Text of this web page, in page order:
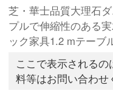
芝・華士品質大理石
プルで伸縮性のある
ック家具1.2 mテーブ
ここで表示される
料等はお問い合わせ